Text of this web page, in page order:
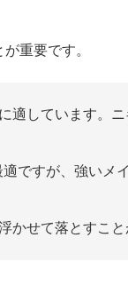
重要です。
しています。ニ
ですが、強いメ
かせて落とすこと